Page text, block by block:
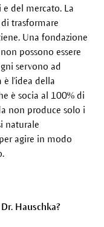
del mercato. La
trasformare
Una fondazione
possono essere
servono ad
è l'idea della
è socia al 100% di
non produce solo i
naturale
agire in modo
Hauschka?